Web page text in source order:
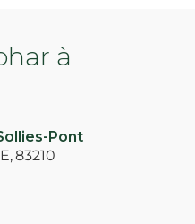
à
Pont
83210